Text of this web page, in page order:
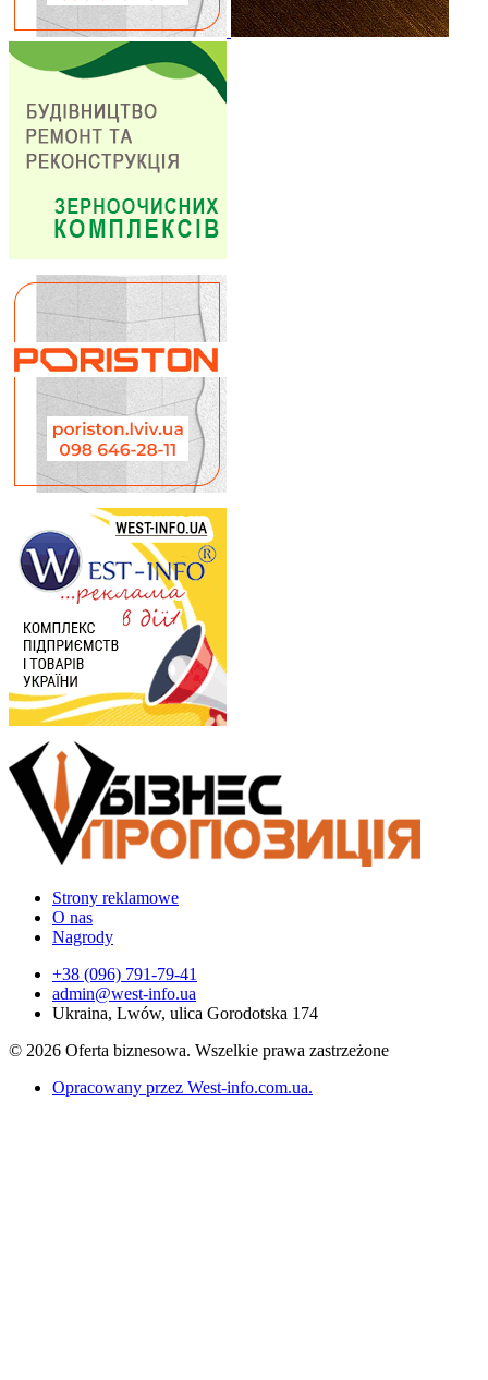
Strony reklamowe
O nas
Nagrody
+38 (096) 791-79-41
admin@west-info.ua
Ukraina, Lwów, ulica Gorodotska 174
© 2026 Oferta biznesowa. Wszelkie prawa zastrzeżone
Opracowany przez West-info.com.ua.